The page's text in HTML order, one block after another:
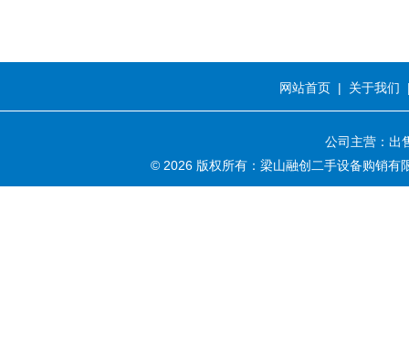
网站首页 | 关于我们
公司主营：出
© 2026 版权所有：梁山融创二手设备购销